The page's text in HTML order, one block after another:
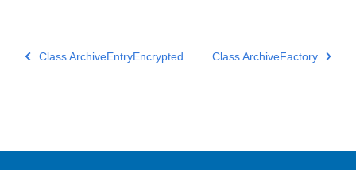
Class ArchiveEntryEncrypted Class ArchiveFactory